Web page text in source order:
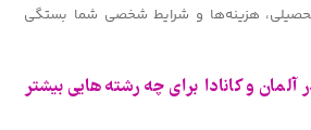
تحصیلی، هزینه‌ها و شرایط شخصی شما بستگی
و کانادا برای چه رشته‌هایی بیشتر